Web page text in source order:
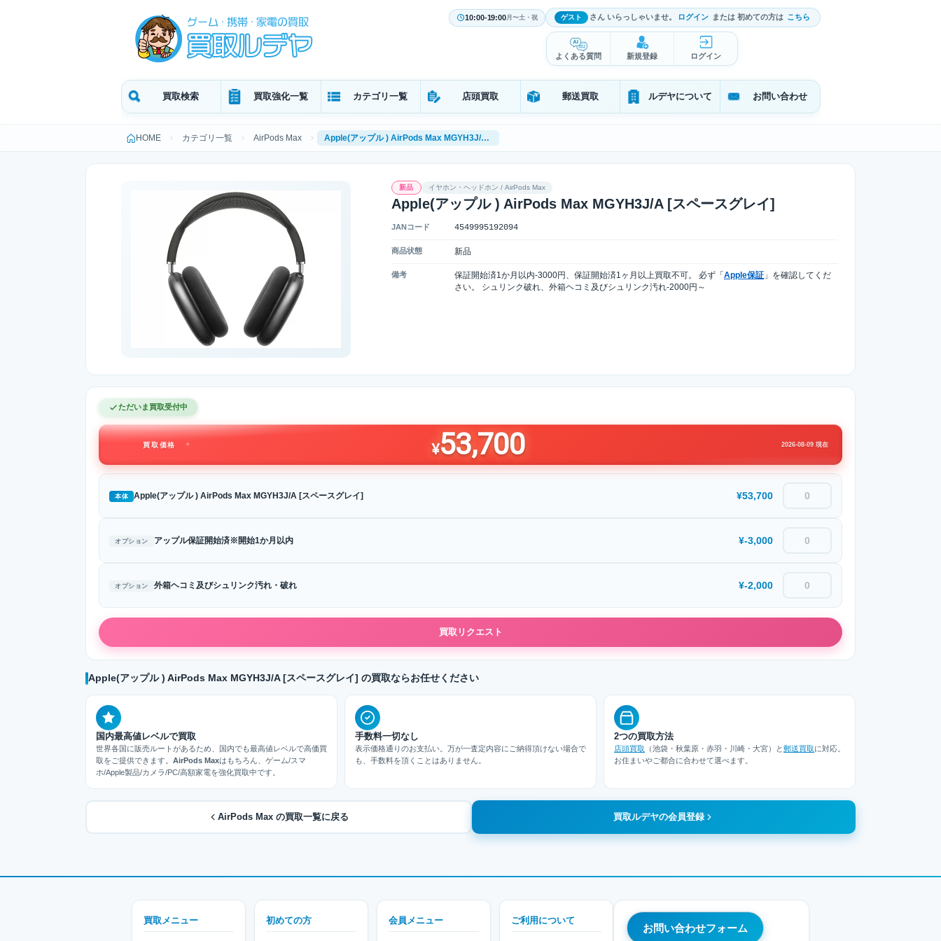
10:00-19:00月〜土・祝 ゲスト さん いらっしゃいませ。 ログイン または 初めての方は こちら
よくある質問 新規登録 ログイン
買取検索 買取強化一覧 カテゴリ一覧 店頭買取 郵送買取 ルデヤについて お問い合わせ
HOME カテゴリ一覧 AirPods Max Apple(アップル ) AirPods Max MGYH3J/A [スペースグレイ]
新品 イヤホン・ヘッドホン / AirPods Max
Apple(アップル ) AirPods Max MGYH3J/A [スペースグレイ]
JANコード 4549995192094
商品状態 新品
備考 保証開始済1か月以内-3000円、保証開始済1ヶ月以上買取不可。 必ず「 Apple保証 」を確認してくだ
さい。 シュリンク破れ、外箱ヘコミ及びシュリンク汚れ-2000円～
ただいま買取受付中
買取価格 ¥53,700 2026-08-09 現在
本体 Apple(アップル ) AirPods Max MGYH3J/A [スペースグレイ] ¥53,700
オプション アップル保証開始済※開始1か月以内 ¥-3,000
オプション 外箱ヘコミ及びシュリンク汚れ・破れ ¥-2,000
買取リクエスト
Apple(アップル ) AirPods Max MGYH3J/A [スペースグレイ] の買取ならお任せください
国内最高値レベルで買取
世界各国に販売ルートがあるため、国内でも最高値レベルで高価買
取をご提供できます。 AirPods Maxはもちろん、ゲーム/スマ
ホ/Apple製品/カメラ/PC/高額家電を強化買取中です。
手数料一切なし
表示価格通りのお支払い。万が一査定内容にご納得頂けない場合で
も、手数料を頂くことはありません。
2つの買取方法
店頭買取 （池袋・秋葉原・赤羽・川崎・大宮）と郵送買取に対応。
お住まいやご都合に合わせて選べます。
AirPods Max の買取一覧に戻る 買取ルデヤの会員登録
買取メニュー 初めての方 会員メニュー ご利用について
お問い合わせフォーム